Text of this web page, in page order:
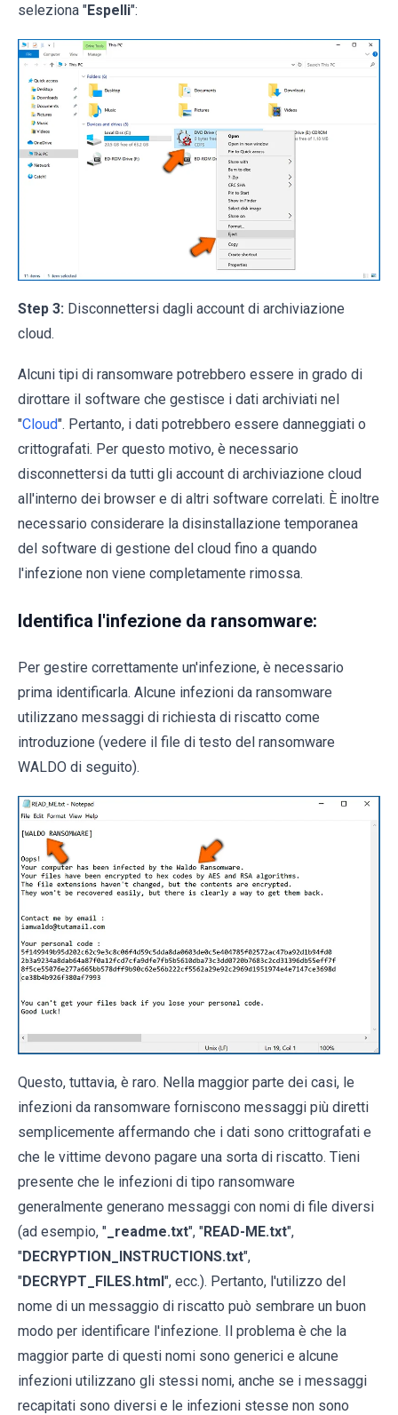
seleziona "Espelli":
Step 3: Disconnettersi dagli account di archiviazione
cloud.
Alcuni tipi di ransomware potrebbero essere in grado di
dirottare il software che gestisce i dati archiviati nel
"Cloud". Pertanto, i dati potrebbero essere danneggiati o
crittografati. Per questo motivo, è necessario
disconnettersi da tutti gli account di archiviazione cloud
all'interno dei browser e di altri software correlati. È inoltre
necessario considerare la disinstallazione temporanea
del software di gestione del cloud fino a quando
l'infezione non viene completamente rimossa.
Identifica l'infezione da ransomware:
Per gestire correttamente un'infezione, è necessario
prima identificarla. Alcune infezioni da ransomware
utilizzano messaggi di richiesta di riscatto come
introduzione (vedere il file di testo del ransomware
WALDO di seguito).
Questo, tuttavia, è raro. Nella maggior parte dei casi, le
infezioni da ransomware forniscono messaggi più diretti
semplicemente affermando che i dati sono crittografati e
che le vittime devono pagare una sorta di riscatto. Tieni
presente che le infezioni di tipo ransomware
generalmente generano messaggi con nomi di file diversi
(ad esempio, " _readme.txt", "READ-ME.txt",
"DECRYPTION_INSTRUCTIONS.txt",
"DECRYPT_FILES.html", ecc.). Pertanto, l'utilizzo del
nome di un messaggio di riscatto può sembrare un buon
modo per identificare l'infezione. Il problema è che la
maggior parte di questi nomi sono generici e alcune
infezioni utilizzano gli stessi nomi, anche se i messaggi
recapitati sono diversi e le infezioni stesse non sono